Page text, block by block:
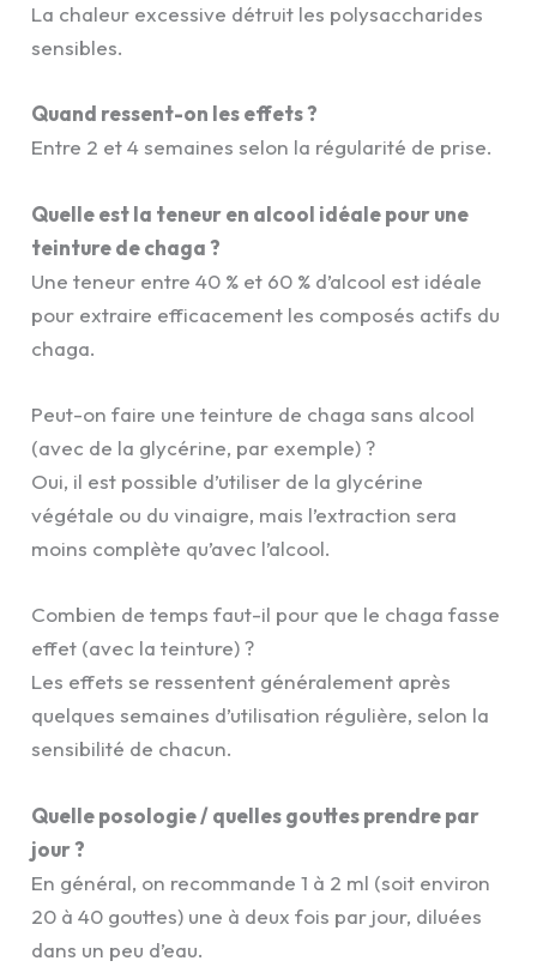
La chaleur excessive détruit les polysaccharides
sensibles.
Quand ressent-on les effets ?
Entre 2 et 4 semaines selon la régularité de prise.
Quelle est la teneur en alcool idéale pour une
teinture de chaga ?
Une teneur entre 40 % et 60 % d’alcool est idéale
pour extraire efficacement les composés actifs du
chaga.
Peut-on faire une teinture de chaga sans alcool
(avec de la glycérine, par exemple) ?
Oui, il est possible d’utiliser de la glycérine
végétale ou du vinaigre, mais l’extraction sera
moins complète qu’avec l’alcool.
Combien de temps faut-il pour que le chaga fasse
effet (avec la teinture) ?
Les effets se ressentent généralement après
quelques semaines d’utilisation régulière, selon la
sensibilité de chacun.
Quelle posologie / quelles gouttes prendre par
jour ?
En général, on recommande 1 à 2 ml (soit environ
20 à 40 gouttes) une à deux fois par jour, diluées
dans un peu d’eau.